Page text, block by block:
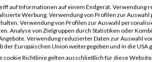
Vahsen
Brauer
Kirschner
Krieck
auf Informationen auf einem Endgerät. Verwendung
Werbung. Verwendung von Profilen zur
Verwendung von Profilen zur Auswahl
Analyse von Zielgruppen durch Statistiken oder
Verwendung reduzierter Daten zur Auswahl
der Europäischen Union weitergegeben und in die USA
cookie Richtlinie gelten ausschließlich für diese